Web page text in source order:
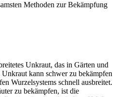
Methoden zur Bekämpfung
Unkraut, das in Gärten und
kann schwer zu bekämpfen
Wurzelsystems schnell ausbreitet.
zu bekämpfen, ist die